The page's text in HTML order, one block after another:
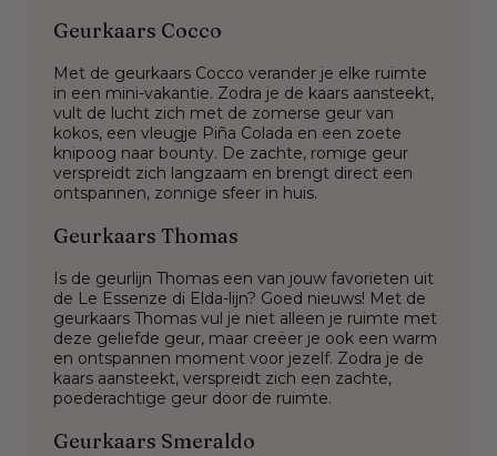
Geurkaars Cocco
Met de geurkaars Cocco verander je elke ruimte
in een mini-vakantie. Zodra je de kaars aansteekt,
vult de lucht zich met de zomerse geur van
kokos, een vleugje Piña Colada en een zoete
knipoog naar bounty. De zachte, romige geur
verspreidt zich langzaam en brengt direct een
ontspannen, zonnige sfeer in huis.
Geurkaars Thomas
Is de geurlijn Thomas een van jouw favorieten uit
de Le Essenze di Elda-lijn? Goed nieuws! Met de
geurkaars Thomas vul je niet alleen je ruimte met
deze geliefde geur, maar creëer je ook een warm
en ontspannen moment voor jezelf. Zodra je de
kaars aansteekt, verspreidt zich een zachte,
poederachtige geur door de ruimte.
Geurkaars Smeraldo